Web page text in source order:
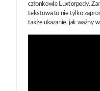
członkowie Luxtorpedy.
tekstowa to nie tylko
także ukazanie, jak ważny